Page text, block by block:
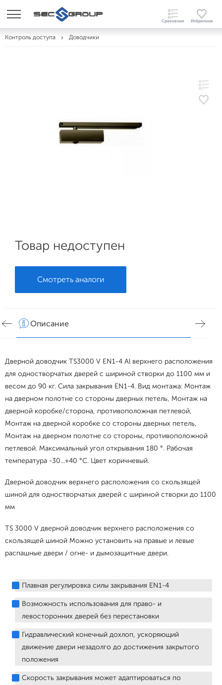
Контроль доступа Доводчики
Товар недоступен
Смотреть аналоги
Описание
Дверной доводчик TS3000 V EN1-4 Al верхнего расположения
для одностворчатых дверей с шириной створки до 1100 мм и
весом до 90 кг. Сила закрывания EN1-4. Вид монтажа: Монтаж
на дверном полотне со стороны дверных петель, Монтаж на
дверной коробке/сторона, противоположная петлевой,
Монтаж на дверной коробке со стороны дверных петель,
Монтаж на дверном полотне со стороны, противоположной
петлевой. Максимальный угол открывания 180 °. Рабочая
температура -30...+40 °С. Цвет коричневый.
Дверной доводчик верхнего расположения со скользящей
шиной для одностворчатых дверей с шириной створки до 1100
мм
TS 3000 V дверной доводчик верхнего расположения со
скользящей шиной Можно установить на правые и левые
распашные двери / огне- и дымозащитные двери.
Плавная регулировка силы закрывания EN1-4
Возможность использования для право- и
левосторонних дверей без перестановки
Гидравлический конечный дохлоп, ускоряющий
движение двери незадолго до достижения закрытого
положения
Скорость закрывания может адаптироваться по